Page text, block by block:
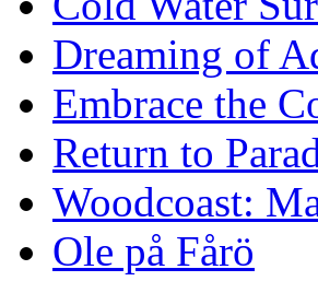
Dreaming of
Embrace the
Return to
Woodcoast:
Ole på Fårö